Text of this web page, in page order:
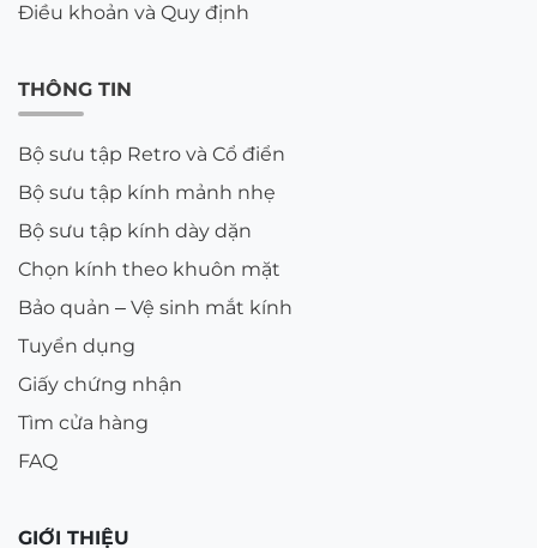
Điều khoản và Quy định
THÔNG TIN
Bộ sưu tập Retro và Cổ điển
Bộ sưu tập kính mảnh nhẹ
Bộ sưu tập kính dày dặn
Chọn kính theo khuôn mặt
Bảo quản – Vệ sinh mắt kính
Tuyển dụng
Giấy chứng nhận
Tìm cửa hàng
FAQ
GIỚI THIỆU